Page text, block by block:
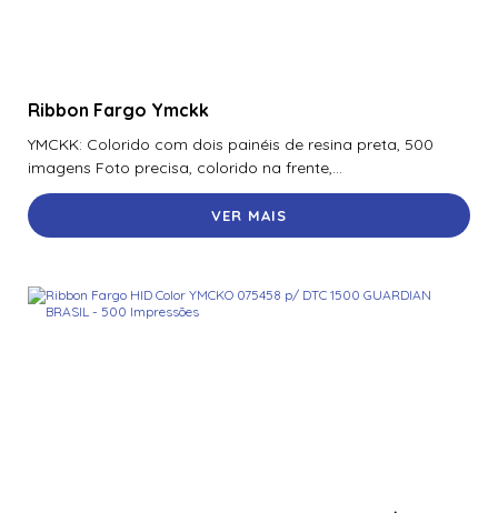
Ribbon Fargo Ymckk
YMCKK: Colorido com dois painéis de resina preta, 500
imagens Foto precisa, colorido na frente,...
VER MAIS